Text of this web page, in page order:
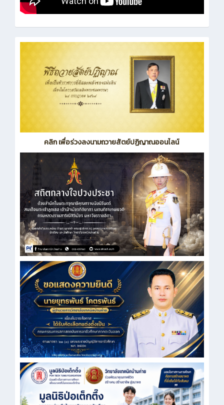
คลิก เพื่อร่วงลงนามถวายสัตย์ปฏิญาณออนไลน์